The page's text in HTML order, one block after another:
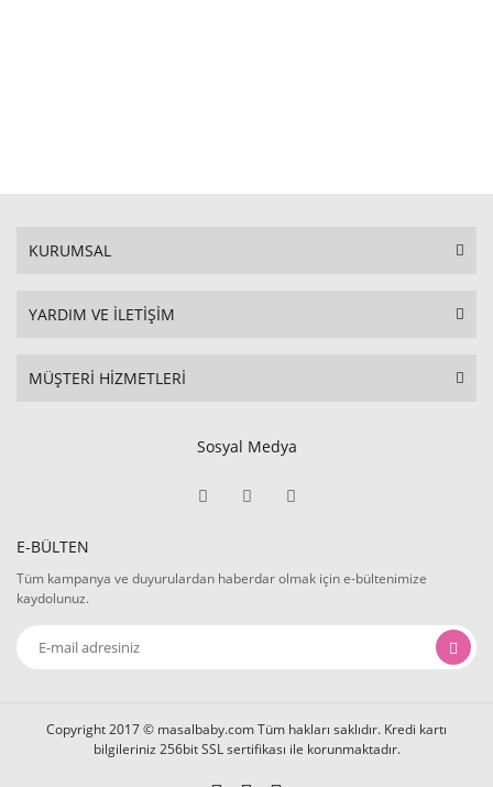
KURUMSAL
YARDIM VE İLETİŞİM
MÜŞTERİ HİZMETLERİ
Sosyal Medya
E-BÜLTEN
Tüm kampanya ve duyurulardan haberdar olmak için e-bültenimize
kaydolunuz.
Copyright 2017 © masalbaby.com Tüm hakları saklıdır. Kredi kartı
bilgileriniz 256bit SSL sertifikası ile korunmaktadır.